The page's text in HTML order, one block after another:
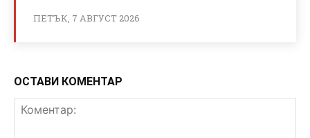
ПЕТЪК, 7 АВГУСТ 2026
ОСТАВИ КОМЕНТАР